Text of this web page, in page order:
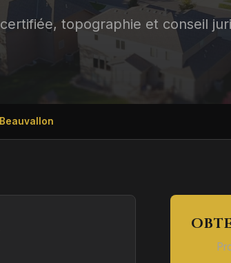
topographie et conseil
Beauvallon